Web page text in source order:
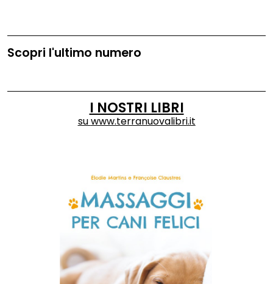
Scopri l'ultimo numero
I NOSTRI LIBRI
suwww.terranuovalibri.it